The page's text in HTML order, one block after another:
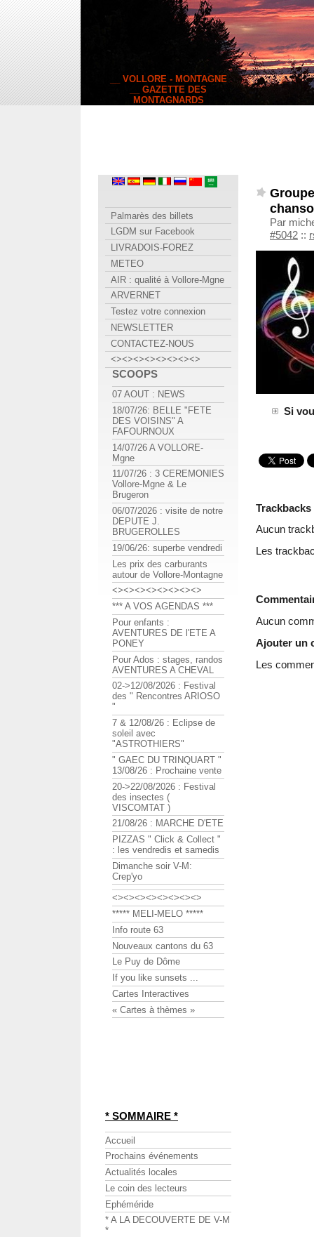
__ VOLLORE - MONTAGNE
__ GAZETTE DES
MONTAGNARDS
Par
#5042 ::
Si
Trackbacks
Aucun
Les
Aucun
Ajouter un
Les
Palmarès des billets
LGDM sur Facebook
LIVRADOIS-FOREZ
METEO
AIR : qualité à Vollore-Mgne
ARVERNET
Testez votre connexion
NEWSLETTER
CONTACTEZ-NOUS
<><><><><><><><>
SCOOPS
07 AOUT : NEWS
18/07/26: BELLE "FETE
DES VOISINS" A
FAFOURNOUX
14/07/26 A VOLLORE-
Mgne
11/07/26 : 3 CEREMONIES
Vollore-Mgne & Le
Brugeron
06/07/2026 : visite de notre
DEPUTE J.
BRUGEROLLES
19/06/26: superbe vendredi
Les prix des carburants
autour de Vollore-Montagne
<><><><><><><><>
*** A VOS AGENDAS ***
Pour enfants :
AVENTURES DE l'ETE A
PONEY
Pour Ados : stages, randos
AVENTURES A CHEVAL
02->12/08/2026 : Festival
des " Rencontres ARIOSO
"
7 & 12/08/26 : Eclipse de
soleil avec
"ASTROTHIERS"
" GAEC DU TRINQUART "
13/08/26 : Prochaine vente
20->22/08/2026 : Festival
des insectes (
VISCOMTAT )
21/08/26 : MARCHE D'ETE
PIZZAS " Click & Collect "
: les vendredis et samedis
Dimanche soir V-M:
Crep'yo
<><><><><><><><>
***** MELI-MELO *****
Info route 63
Nouveaux cantons du 63
Le Puy de Dôme
If you like sunsets ...
Cartes Interactives
« Cartes à thèmes »
* SOMMAIRE *
Accueil
Prochains événements
Actualités locales
Le coin des lecteurs
Ephéméride
* A LA DECOUVERTE DE V-M
*